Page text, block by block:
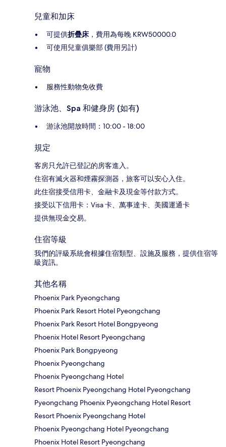
兒童和加床
可提供折疊床 ，費用為每晚 KRW50000.0
可使用兒童俱樂部 (費用另計)
寵物
服務性動物免收費
游泳池、Spa 和健身房 (如有)
游泳池開放時間：10:00 - 18:00
規定
客房只允許已登記的房客進入。
住宿有滅火器和煙霧探測器，旅客可以安心入住。
此住宿接受信用卡、金融卡及現金等付款方式。
接受以下信用卡：Visa 卡、萬事達卡、美國運通卡
提供無現金交易。
住宿等級
我們的評級系統會根據住宿類型、設施及服務，提供住宿等
級資訊。
其他名稱
Phoenix Park Pyeongchang
Phoenix Park Resort Hotel Pyeongchang
Phoenix Park Resort Hotel Bongpyeong
Phoenix Hotel Resort Pyeongchang
Phoenix Park Bongpyeong
Phoenix Pyeongchang
Phoenix Pyeongchang Hotel
Resort Phoenix Pyeongchang Hotel Pyeongchang
Pyeongchang Phoenix Pyeongchang Hotel Resort
Resort Phoenix Pyeongchang Hotel
Phoenix Pyeongchang Hotel Pyeongchang
Phoenix Hotel Resort Pyeongchang